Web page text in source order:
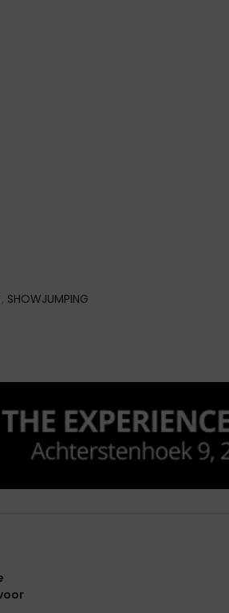
, SHOWJUMPING